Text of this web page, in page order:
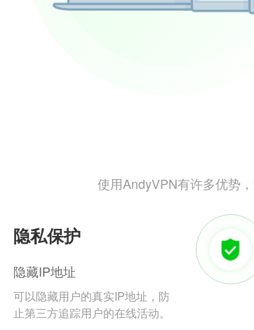
使用AndyVPN有许多优势
隐私保护
隐藏IP地址
可以隐藏用户的真实IP地址，防
止第三方追踪用户的在线活动。